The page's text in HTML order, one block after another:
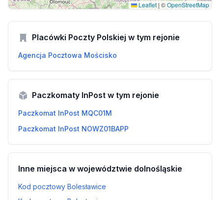
Leaflet | ©OpenStreetMap
Placówki Poczty Polskiej w tym rejonie
Agencja Pocztowa Mościsko
Paczkomaty InPost w tym rejonie
Paczkomat InPost MQC01M
Paczkomat InPost NOWZ01BAPP
Inne miejsca w województwie dolnośląskie
Kod pocztowy Bolesławice